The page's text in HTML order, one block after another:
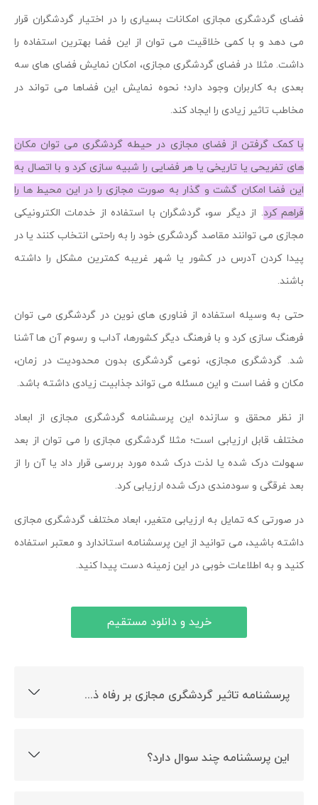
فضای گردشگری مجازی امکانات بسیاری را در اختیار گردشگران قرار
می دهد و با کمی خلاقیت می توان از این فضا بهترین استفاده را
داشت. مثلا در فضای گردشگری مجازی، امکان نمایش فضای های سه
بعدی به کاربران وجود دارد؛ نحوه نمایش این فضاها می تواند در
مخاطب تاثیر زیادی را ایجاد کند.
با کمک گرفتن از فضای مجازی در حیطه گردشگری می توان مکان
های تفریحی یا تاریخی یا هر فضایی را شبیه سازی کرد و با اتصال به
این فضا امکان گشت و گذار به صورت مجازی را در این محیط ها را
فراهم کرد. از دیگر سو، گردشگران با استفاده از خدمات الکترونیکی
مجازی می توانند مقاصد گردشگری خود را به راحتی انتخاب کنند یا در
پیدا کردن آدرس در کشور یا شهر غریبه کمترین مشکل را داشته
باشند.
حتی به وسیله استفاده از فناوری های نوین در گردشگری می توان
فرهنگ سازی کرد و با فرهنگ دیگر کشورها، آداب و رسوم آن ها آشنا
شد. گردشگری مجازی، نوعی گردشگری بدون محدودیت در زمان،
مکان و فضا است و این مسئله می تواند جذابیت زیادی داشته باشد.
از نظر محقق و سازنده این پرسشنامه گردشگری مجازی از ابعاد
مختلف قابل ارزیابی است؛ مثلا گردشگری مجازی را می توان از بعد
سهولت درک شده یا لذت درک شده مورد بررسی قرار داد یا آن را از
بعد غرقگی و سودمندی درک شده ارزیابی کرد.
در صورتی که تمایل به ارزیابی متغیر، ابعاد مختلف گردشگری مجازی
داشته باشید، می توانید از این پرسشنامه استاندارد و معتبر استفاده
کنید و به اطلاعات خوبی در این زمینه دست پیدا کنید.
خرید و دانلود مستقیم
پرسشنامه تاثیر گردشگری مجازی بر رفاه ذهنی چیست؟
این پرسشنامه چند سوال دارد؟